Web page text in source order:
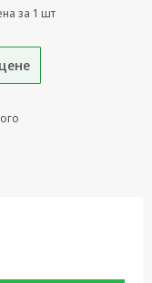
за 1 шт